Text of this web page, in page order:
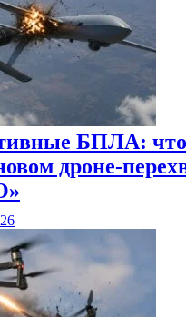
БПЛА: что
дроне-